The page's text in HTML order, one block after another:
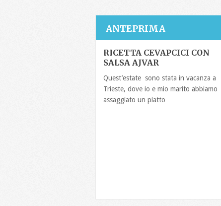
ANTEPRIMA
RICETTA CEVAPCICI CON
SALSA AJVAR
Quest’estate sono stata in vacanza a
Trieste, dove io e mio marito abbiamo
assaggiato un piatto